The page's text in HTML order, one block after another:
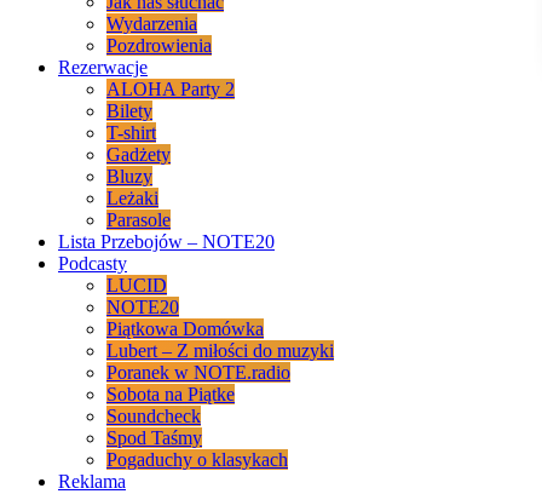
Wydarzenia
Pozdrowienia
Rezerwacje
ALOHA Party 2
Bilety
T-shirt
Gadżety
Bluzy
Leżaki
Parasole
Lista Przebojów – NOTE20
Podcasty
LUCID
NOTE20
Piątkowa Domówka
Lubert – Z miłości do muzyki
Poranek w NOTE.radio
Sobota na Piątke
Soundcheck
Spod Taśmy
Pogaduchy o klasykach
Reklama